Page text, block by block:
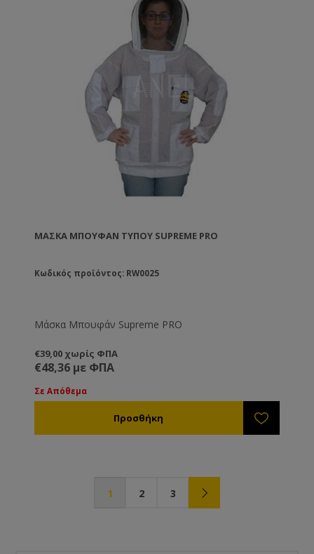
ΜΆΣΚΑ ΜΠΟΥΦΆΝ ΤΎΠΟΥ SUPREME PRO
Κωδικός προϊόντος: RW0025
Μάσκα Μπουφάν Supreme PRO
€39,00 χωρίς ΦΠΑ
€48,36 με ΦΠΑ
Σε Απόθεμα
1 2 3